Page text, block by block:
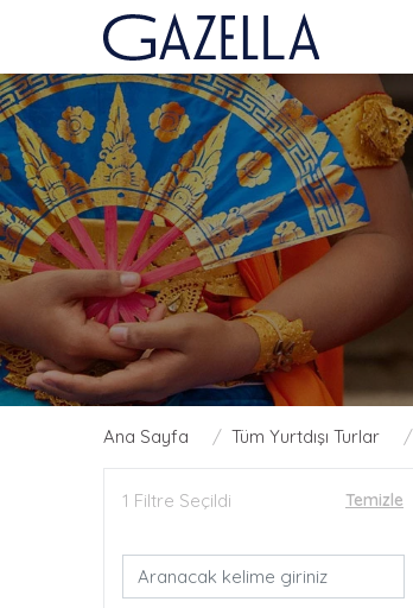
Ana Sayfa Tüm Yurtdışı Turlar
1 Filtre Seçildi Temizle